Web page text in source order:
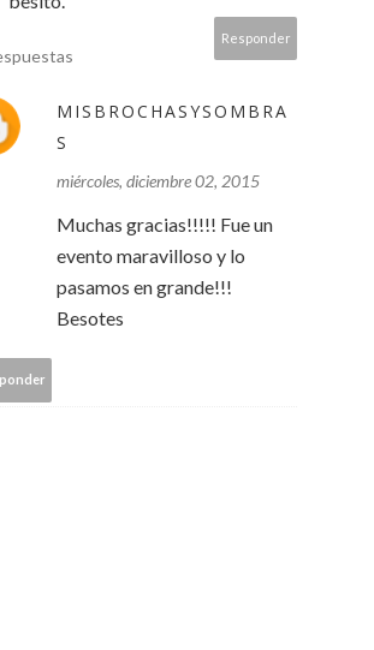
Responder
MISBROCHASYSOMBRA
S
miércoles, diciembre 02, 2015
Muchas gracias!!!!! Fue un
evento maravilloso y lo
pasamos en grande!!!
Besotes